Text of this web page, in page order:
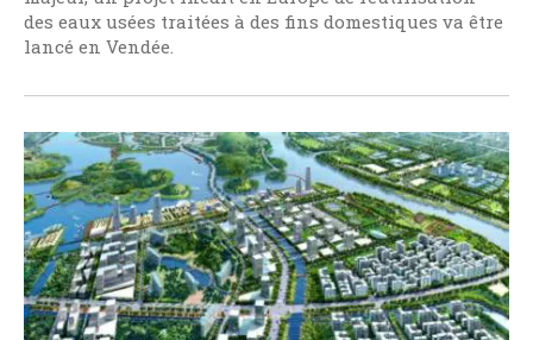
des eaux usées traitées à des fins domestiques va être
lancé en Vendée.